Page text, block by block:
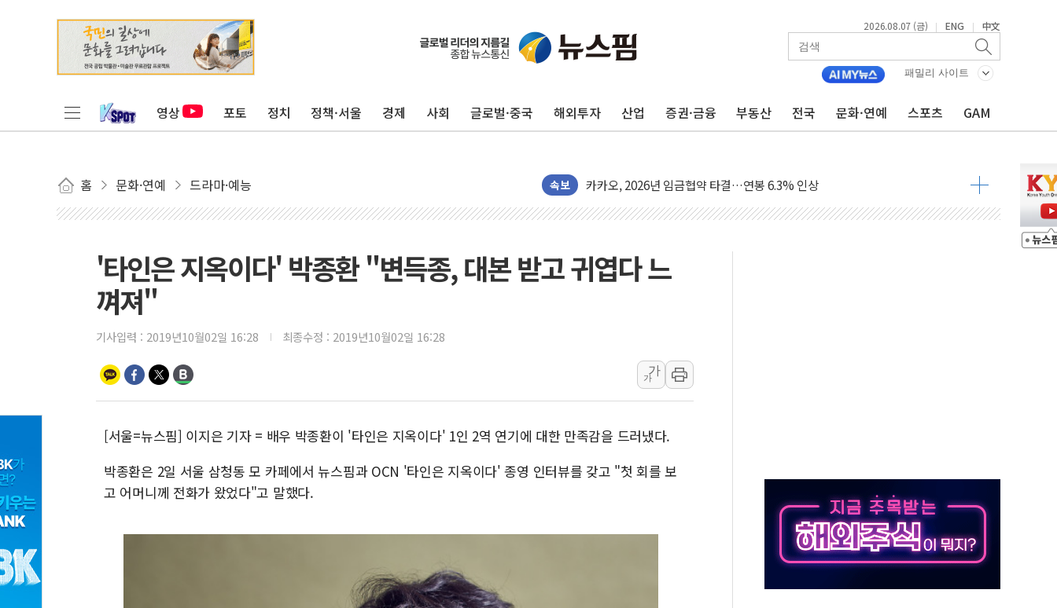
2026.08.07 (금) | ENG | 中文
패밀리 사이트
영상 포토 정치 정책·서울 경제 사회 글로벌·중국 해외투자 산업 증권·금융 부동산 전국 문화·연예 스포츠 GAM
홈 문화·연예 드라마·예능 속보
네이버 클립, 시청 만으로 혜택 얻는 피드코인 이벤트 진행
[인사] 공정거래위원회
KDB생명 본입찰 3파전…한화·흥국·한투 참여
카카오, 2026년 임금협약 타결…연봉 6.3% 인상
현대카드, 박재범·실리카겔 등 8~9월 공연 라인업 공개
송도 신축 아파트서 외벽 테라스 떨어져…SK에코플랜트 "전수 조사"
깊이가 다른 글로벌 투자 정보 GAM - 맛보기편 (8/7)
野 의원 42명, '사관학교 통합' 규탄 결의안 발의…이준석·한동훈 동참
IPARK현대산업개발, 노원구 어르신에 삼계탕 배식 봉사
현대해상, 유튜브 양육 콘텐츠 '소셜아이어워드' 대상 수상
[컨콜] 롯데케미칼, "LPG 투입 비중 37%…하반기 확대 추진"
대형 저축은행 4%대 예금 사라진다, OK·애큐온·페퍼만 남아
서울 노원 40.2도…8년 만에 서울서 40도 넘어
'타인은 지옥이다' 박종환 "변득종, 대본 받고 귀엽다 느
껴져"
기사입력 : 2019년10월02일 16:28 최종수정 : 2019년10월02일 16:28
가
가
[서울=뉴스핌] 이지은 기자 = 배우 박종환이 '타인은 지옥이다' 1인 2역 연기에 대한 만족감을 드러냈다.
박종환은 2일 서울 삼청동 모 카페에서 뉴스핌과 OCN '타인은 지옥이다' 종영 인터뷰를 갖고 "첫 회를 보
고 어머니께 전화가 왔었다"고 말했다.